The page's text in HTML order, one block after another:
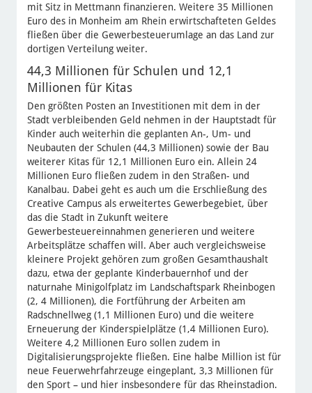
mit Sitz in Mettmann finanzieren. Weitere 35 Millionen
Euro des in Monheim am Rhein erwirtschafteten Geldes
fließen über die Gewerbesteuerumlage an das Land zur
dortigen Verteilung weiter.
44,3 Millionen für Schulen und 12,1
Millionen für Kitas
Den größten Posten an Investitionen mit dem in der
Stadt verbleibenden Geld nehmen in der Hauptstadt für
Kinder auch weiterhin die geplanten An-, Um- und
Neubauten der Schulen (44,3 Millionen) sowie der Bau
weiterer Kitas für 12,1 Millionen Euro ein. Allein 24
Millionen Euro fließen zudem in den Straßen- und
Kanalbau. Dabei geht es auch um die Erschließung des
Creative Campus als erweitertes Gewerbegebiet, über
das die Stadt in Zukunft weitere
Gewerbesteuereinnahmen generieren und weitere
Arbeitsplätze schaffen will. Aber auch vergleichsweise
kleinere Projekt gehören zum großen Gesamthaushalt
dazu, etwa der geplante Kinderbauernhof und der
naturnahe Minigolfplatz im Landschaftspark Rheinbogen
(2, 4 Millionen), die Fortführung der Arbeiten am
Radschnellweg (1,1 Millionen Euro) und die weitere
Erneuerung der Kinderspielplätze (1,4 Millionen Euro).
Weitere 4,2 Millionen Euro sollen zudem in
Digitalisierungsprojekte fließen. Eine halbe Million ist für
neue Feuerwehrfahrzeuge eingeplant, 3,3 Millionen für
den Sport – und hier insbesondere für das Rheinstadion.